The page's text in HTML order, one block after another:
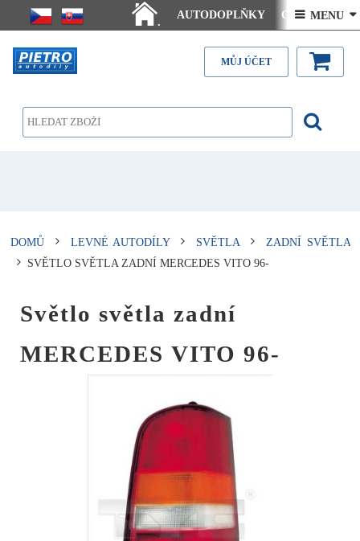
.
AUTODOPLŇKY Ceny doručení
Články - návody Kontakt
 MENU 
MŮJ ÚČET
DOMŮ LEVNÉ AUTODÍLY SVĚTLA
ZADNÍ SVĚTLA
SVĚTLO SVĚTLA ZADNÍ MERCEDES VITO 96-
Světlo světla zadní
MERCEDES VITO 96-